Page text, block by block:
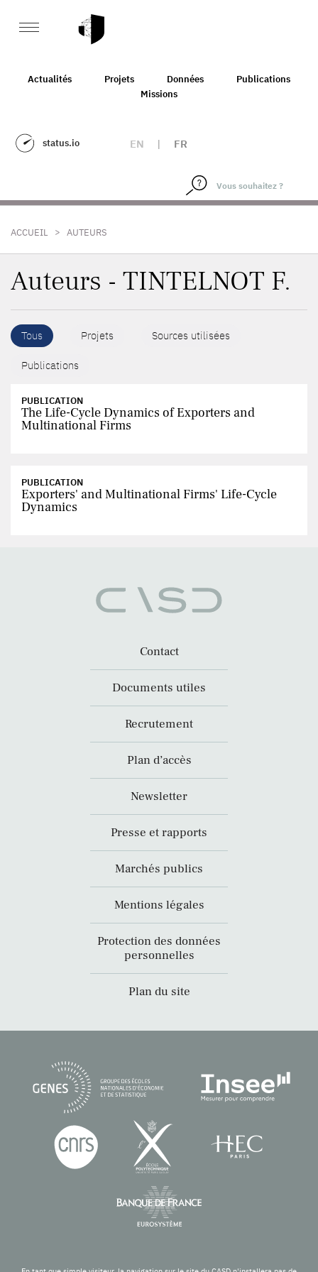
Actualités Projets Données
Publications
Missions
status.io EN | FR
ACCUEIL > AUTEURS
Auteurs - TINTELNOT F.
Tous Projets Sources utilisées
Publications
PUBLICATION
The Life-Cycle Dynamics of Exporters and
Multinational Firms
PUBLICATION
Exporters' and Multinational Firms' Life-Cycle
Dynamics
Contact
Documents utiles
Recrutement
Plan d’accès
Newsletter
Presse et rapports
Marchés publics
Mentions légales
Protection des données
personnelles
Plan du site